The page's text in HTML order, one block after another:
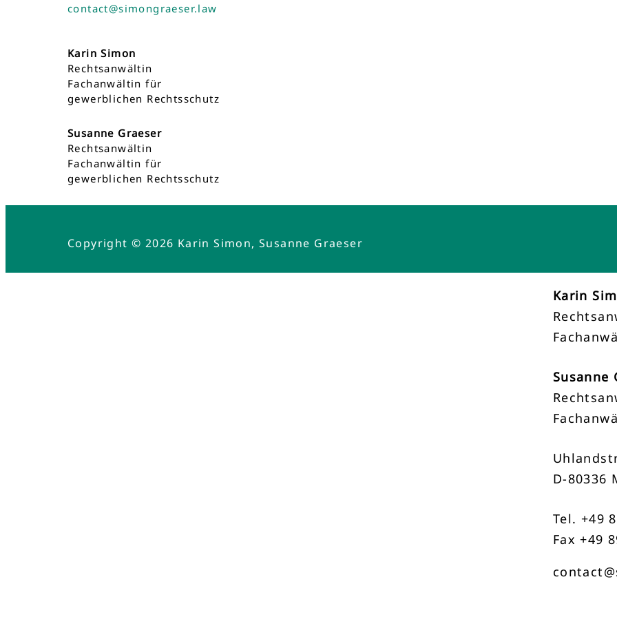
contact@simongraeser.law
Karin Simon
Rechtsanwältin
Fachanwältin für
gewerblichen Rechtsschutz
Susanne Graeser
Rechtsanwältin
Fachanwältin für
gewerblichen Rechtsschutz
Copyright © 2026 Karin Simon, Susanne Graeser
Karin
Susanne
D-80336
Tel. +49
Fax +49